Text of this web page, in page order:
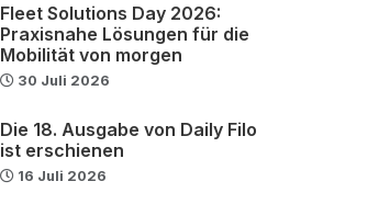
Fleet Solutions Day 2026:
Praxisnahe Lösungen für die
Mobilität von morgen
30 Juli 2026
Die 18. Ausgabe von Daily Filo
ist erschienen
16 Juli 2026